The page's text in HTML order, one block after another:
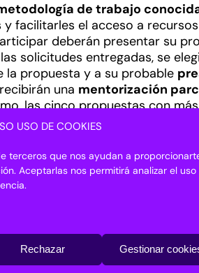
USO DE COOKIES
terceros que nos ayudan a
Aceptarlas nos permitirá analizar el uso
Rechazar Gestionar
de trabajo
facilitarles el acceso a
deberán presentar su
solicitudes entregadas, se
la propuesta y a su probable
una mentorización
las cinco propuestas con
Open Innovation
para la presentación de
euroaaa
de la innovación. Es una
para abordar retos sociales
Startup Europe Awards,
europeas en el ámbito social.